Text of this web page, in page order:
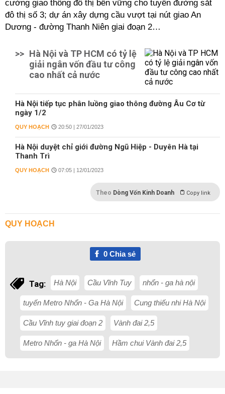
cường giao thông đô thị bền vững cho tuyến đường sắt
đô thị số 3; dự án xây dựng cầu vượt tại nút giao An
Dương - đường Thanh Niên giai đoạn 2…
>> Hà Nội và TP HCM có tỷ lệ
giải ngân vốn đầu tư công
cao nhất cả nước
Hà Nội tiếp tục phân luồng giao thông đường Âu Cơ từ
ngày 1/2
QUY HOẠCH 20:50 | 27/01/2023
Hà Nội duyệt chỉ giới đường Ngũ Hiệp - Duyên Hà tại
Thanh Trì
QUY HOẠCH 07:05 | 12/01/2023
Theo Dòng Vốn Kinh Doanh Copy link
QUY HOẠCH
0Chia sẻ
Tag: Hà Nội Cầu Vĩnh Tuy nhổn - ga hà nội
tuyến Metro Nhổn - Ga Hà Nội Cung thiếu nhi Hà Nội
Cầu Vĩnh tuy giai đoạn 2 Vành đai 2,5
Metro Nhổn - ga Hà Nội Hầm chui Vành đai 2,5